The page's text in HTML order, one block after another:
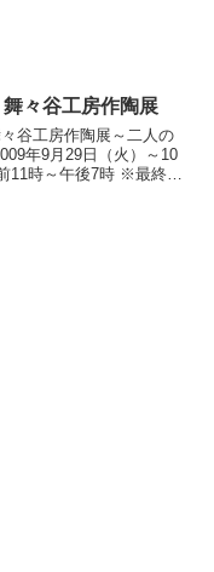
々谷工房作陶展
谷工房作陶展～二人の
年9月29日（火）～10
11時～午後7時 ※最終日